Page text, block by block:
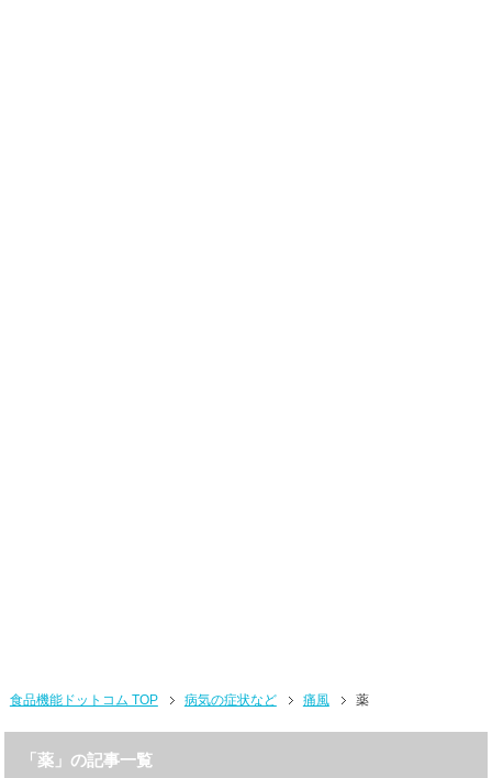
食品機能ドットコム TOP 病気の症状など 痛風 薬
「薬」の記事一覧